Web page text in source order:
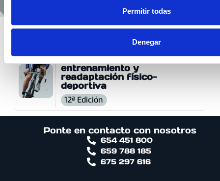
Permitir todas
Denegar
Optimización del
entrenamiento y
readaptación físico-
deportiva
12ª Edición
Ponte en contacto con nosotros
654 451 800
659 788 185
675 297 616